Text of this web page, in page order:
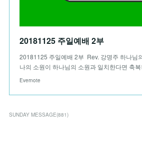
20181125 주일예배 2부
20181125 주일예배 2부 Rev. 강명주 하나님
나의 소원이 하나님의 소원과 일치한다면 축
Evernote
SUNDAY MESSAGE(881)